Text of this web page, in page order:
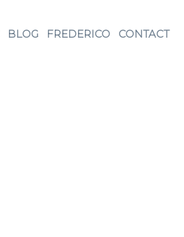
BLOG FREDERICO CONTACT